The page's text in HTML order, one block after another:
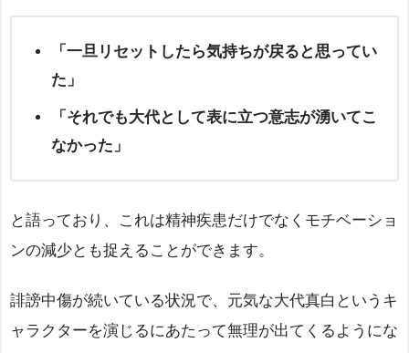
「一旦リセットしたら気持ちが戻ると思ってい
た」
「それでも大代として表に立つ意志が湧いてこ
なかった」
と語っており、これは精神疾患だけでなくモチベーショ
ンの減少とも捉えることができます。
誹謗中傷が続いている状況で、元気な大代真白というキ
ャラクターを演じるにあたって無理が出てくるようにな